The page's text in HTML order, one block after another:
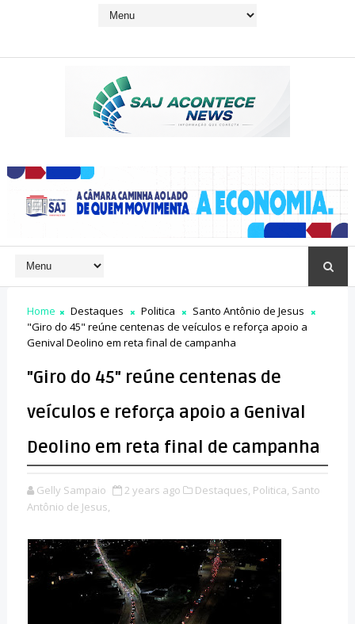
Home Destaques Politica
Santo Antônio de Jesus
"Giro do 45" reúne centenas de veículos e reforça apoio a
Genival Deolino em reta final de campanha
"Giro do 45" reúne centenas de
veículos e reforça apoio a Genival
Deolino em reta final de campanha
Gelly Sampaio 2 years ago Destaques, Politica, Santo
Antônio de Jesus,